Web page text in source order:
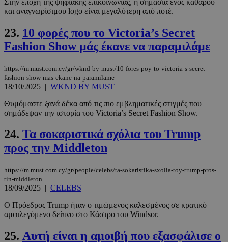
και αναγνωρίσιμου logo είναι μεγαλύτερη από ποτέ.
23. 10 φορές που το Victoria’s Secret
Fashion Show μάς έκανε να παραμιλάμε
https://m.must.com.cy/gr/wknd-by-must/10-fores-poy-to-victoria-s-secret-
fashion-show-mas-ekane-na-paramilame
18/10/2025 | WKND BY MUST
Θυμόμαστε ξανά δέκα από τις πιο εμβληματικές στιγμές που
σημάδεψαν την ιστορία του Victoria’s Secret Fashion Show.
24. Τα σοκαριστικά σχόλια του Trump
προς την Middleton
https://m.must.com.cy/gr/people/celebs/ta-sokaristika-sxolia-toy-trump-pros-
tin-middleton
18/09/2025 | CELEBS
Ο Πρόεδρος Trump ήταν ο τιμώμενος καλεσμένος σε κρατικό
αμφιλεγόμενο δείπνο στο Κάστρο του Windsor.
25. Αυτή είναι η αμοιβή που εξασφάλισε ο
CookieScriptConsent
CookieScript